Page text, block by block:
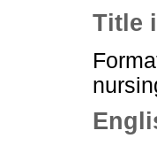
Title